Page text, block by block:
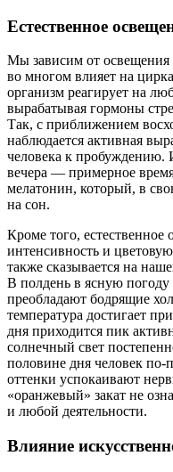
Естественное
Мы зависим от освещения
во многом влияет на
организм реагирует на
вырабатывая гормоны
Так, с приближением
наблюдается активная
человека к пробуждению.
вечера — примерное
мелатонин, который, в
на сон.
Кроме того,
интенсивность и
также сказывается на
В полдень в ясную погоду
преобладают бодрящие
температура достигает
дня приходится пик
солнечный свет
половине дня человек по-
оттенки успокаивают
«оранжевый» закат не
и любой деятельности.
Влияние